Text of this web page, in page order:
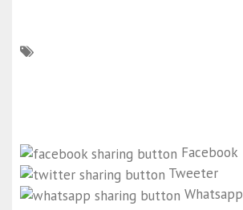
Facebook
Tweeter
Whatsapp